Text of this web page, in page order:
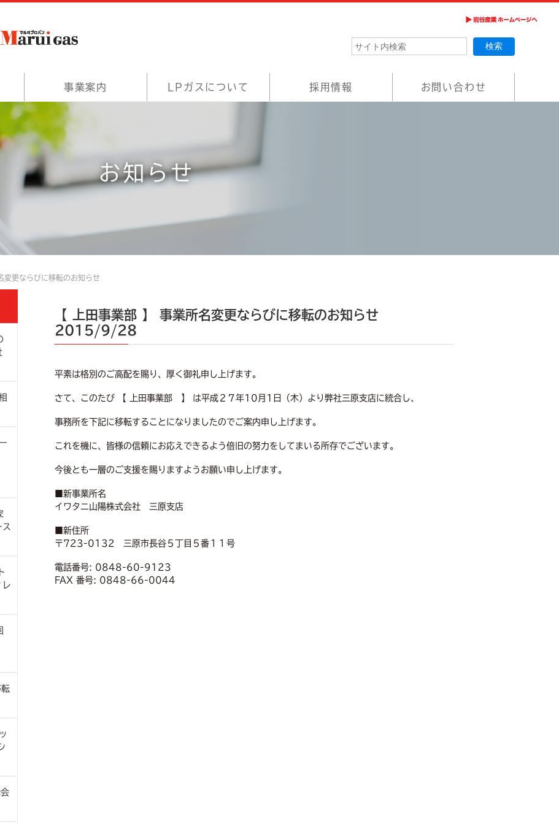
事業案内 LPガスについて 採用情報 お問い合わせ
お知らせ
変更ならびに移転のお知らせ
レ
【 上田事業部 】 事業所名変更ならびに移転のお知らせ
2015/9/28
平素は格別のご高配を賜り、厚く御礼申し上げます。
さて、このたび 【 上田事業部 】 は平成２７年10 月 1 日（木）より弊社三原支店に統合し、
事務所を下記に移転することになりましたのでご案内申し上げます。
これを機に、皆様の信頼にお応えできるよう倍旧の努力をしてまいる所存でございます。
今後とも一層のご支援を賜りますようお願い申し上げます。
■新事業所名
イワタニ山陽株式会社 三原支店
■新住所
〒723-0132 三原市長谷５丁目５番１１号
電話番号: 0848-60-9123
FAX 番号: 0848-66-0044